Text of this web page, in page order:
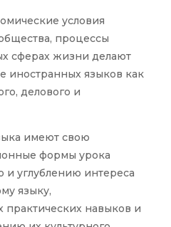
условия
процессы
сферах жизни делают
иностранных языков как
делового и
имеют свою
формы урока
и углублению интереса
языку,
навыков и